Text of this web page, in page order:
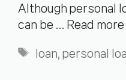
Although personal
can be … Read more
Tags
loan, personal